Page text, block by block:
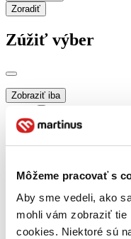
Môžeme pracovať s
Aby sme vedeli, ako
mohli vám zobraziť tie
cookies. Niektoré sú
Zoradiť
Zúžiť výber
Zobraziť iba
zľavnené tituly (0
Dostupnosť
predpredaj (0
pripravujeme (0
dostupná (bez
vypredaných)